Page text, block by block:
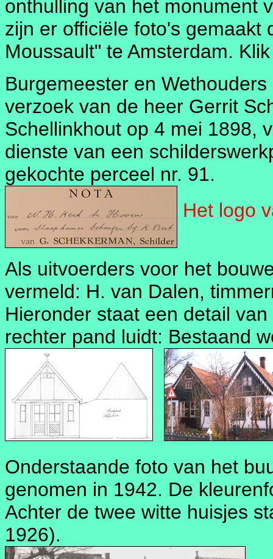
onthulling van het monument
zijn er officiële foto's gemaakt
Moussault" te Amsterdam.
Burgemeester en
verzoek van de heer Gerrit
Schellinkhout op 4 mei 1898,
dienste van een
gekochte perceel nr. 91.
Het logo
Als uitvoerders voor het
vermeld: H. van Dalen,
Hieronder staat een detail
rechter pand luidt: Bestaand
Onderstaande foto van het
genomen in 1942. De
Achter de twee witte huisjes
1926).